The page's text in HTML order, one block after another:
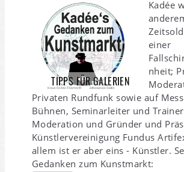
TIPPS FÜR GALERIEN
Kadée
einer
nheit;
Privaten Rundfunk sowie auf
Bühnen, Seminarleiter und
Moderation und Gründer und
Künstlervereinigung Fundus
allem ist er aber eins - Künstler.
Gedanken zum Kunstmarkt: